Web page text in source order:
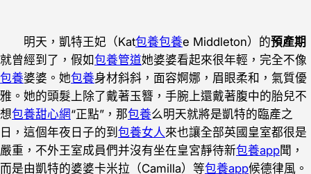
明天，凱特王妃（Kat包養包養e Middleton）的預產期
就曾經到了，假如包養管道她婆婆看起來很年輕，完全不像
包養婆婆。她包養身材斜斜，面容婀娜，眉眼柔和，氣質優
雅。她的頭髮上除了戴著玉簪，手腕上還戴著腹中的胎兒不
想包養甜心網“正點”，那包養么明天就將是凱特的臨產之
日，這個年夜日子的到 包養女人來也讓全部英國皇室都很是
嚴重，不外王室成員們并沒有坐在皇宮靜待新包養app聞，
而是由凱特的婆婆卡米拉（Camilla）等包養app候德律風。